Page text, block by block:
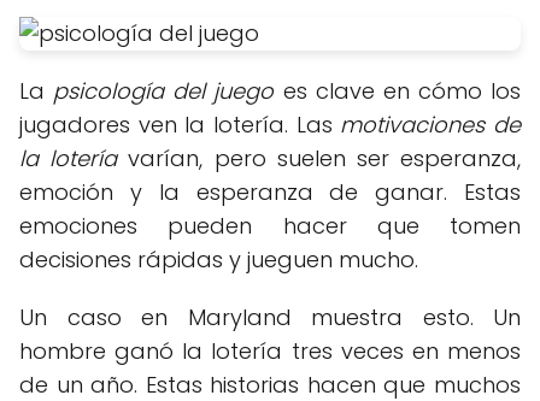
La psicología del juego es clave en cómo los
jugadores ven la lotería. Las motivaciones de
la loteríavarían, pero suelen ser esperanza,
emoción y la esperanza de ganar. Estas
emociones pueden hacer que tomen
decisiones rápidas y jueguen mucho.
Un caso en Maryland muestra esto. Un
hombre ganó la lotería tres veces en menos
de un año. Estas historias hacen que muchos